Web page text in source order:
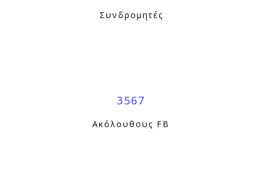
Συνδρομητές
3567
Ακόλουθους FB